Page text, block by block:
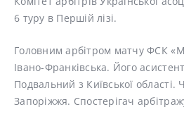
6 туру в Першій лізі.
Головним арбітром матчу ФСК
Івано-Франківська. Його
Подвальний з Київської
Запоріжжя. Спостерігач